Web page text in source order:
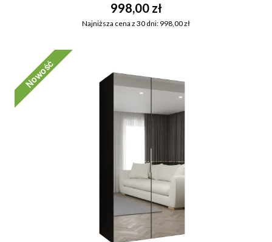
998,00 zł
Najniższa cena z 30 dni: 998,00 zł
Nowość